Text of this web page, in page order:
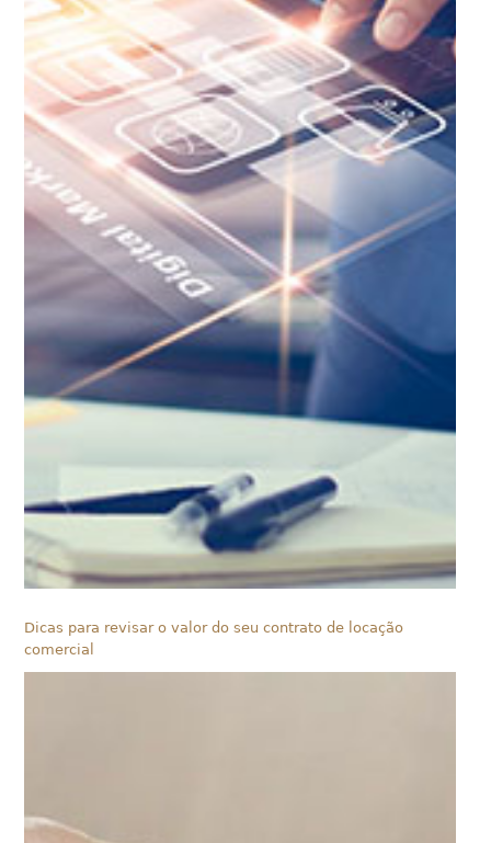
Dicas para revisar o valor do seu contrato de locação
comercial